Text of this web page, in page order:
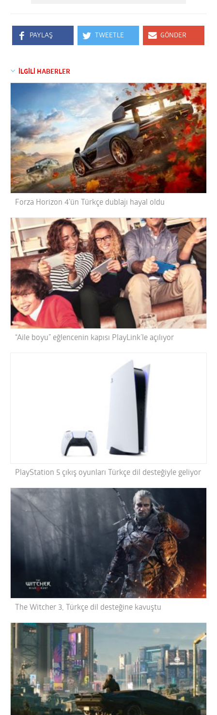
PAYLAŞ TWEETLE GÖNDER
İLGİLİ HABERLER
Forza Horizon 4’ün Türkçe dublajı hayal oldu
“Aile boyu” eğlencenin kapısı PlayLink’le açılıyor
PlayStation 5 çıkış oyunları Türkçe dil desteğiyle geliyor
The Witcher 3, Türkçe dil desteğine kavuştu